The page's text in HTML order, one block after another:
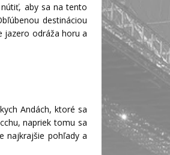
aby sa na tento
destináciou
jazero odráža horu a
Andách, ktoré sa
napriek tomu sa
najkrajšie pohľady a